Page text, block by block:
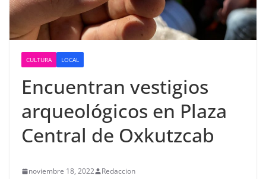
CULTURA LOCAL
Encuentran vestigios
arqueológicos en Plaza
Central de Oxkutzcab
noviembre 18, 2022 Redaccion